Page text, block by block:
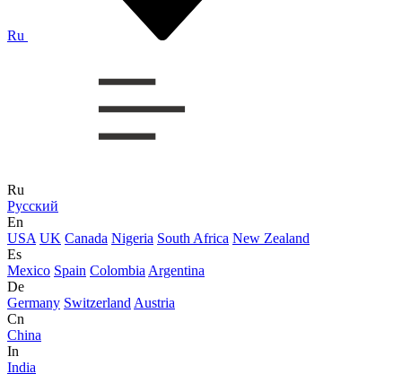
Ru
Ru
Русский
En
USA UK Canada Nigeria South Africa New Zealand
Es
Mexico Spain Colombia Argentina
De
Germany Switzerland Austria
Cn
China
In
India